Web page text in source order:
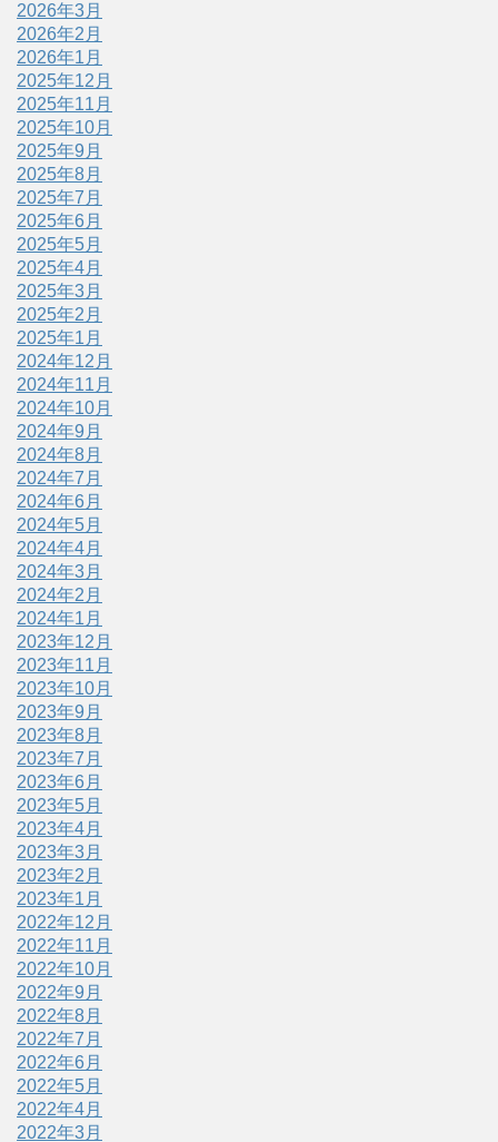
2026年3月
2026年2月
2026年1月
2025年12月
2025年11月
2025年10月
2025年9月
2025年8月
2025年7月
2025年6月
2025年5月
2025年4月
2025年3月
2025年2月
2025年1月
2024年12月
2024年11月
2024年10月
2024年9月
2024年8月
2024年7月
2024年6月
2024年5月
2024年4月
2024年3月
2024年2月
2024年1月
2023年12月
2023年11月
2023年10月
2023年9月
2023年8月
2023年7月
2023年6月
2023年5月
2023年4月
2023年3月
2023年2月
2023年1月
2022年12月
2022年11月
2022年10月
2022年9月
2022年8月
2022年7月
2022年6月
2022年5月
2022年4月
2022年3月